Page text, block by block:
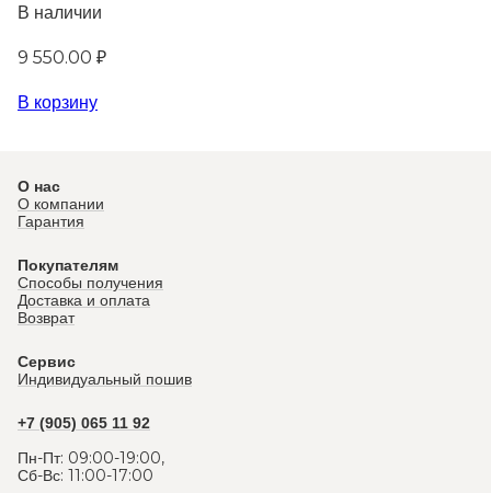
В наличии
9 550.00 ₽
В корзину
О нас
О компании
Гарантия
Покупателям
Способы получения
Доставка и оплата
Возврат
Сервис
Индивидуальный пошив
+7 (905) 065 11 92
Пн-Пт: 09:00-19:00,
Сб-Вс: 11:00-17:00